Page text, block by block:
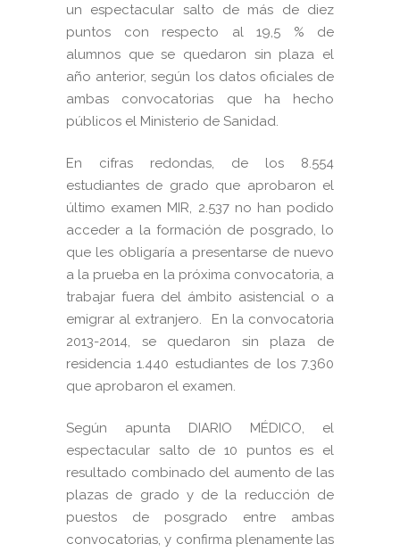
un espectacular salto de más de diez
puntos con respecto al 19,5 % de
alumnos que se quedaron sin plaza el
año anterior, según los datos oficiales de
ambas convocatorias que ha hecho
públicos el Ministerio de Sanidad.
En cifras redondas, de los 8.554
estudiantes de grado que aprobaron el
último examen MIR, 2.537 no han podido
acceder a la formación de posgrado, lo
que les obligaría a presentarse de nuevo
a la prueba en la próxima convocatoria, a
trabajar fuera del ámbito asistencial o a
emigrar al extranjero. En la convocatoria
2013-2014, se quedaron sin plaza de
residencia 1.440 estudiantes de los 7.360
que aprobaron el examen.
Según apunta DIARIO MÉDICO, el
espectacular salto de 10 puntos es el
resultado combinado del aumento de las
plazas de grado y de la reducción de
puestos de posgrado entre ambas
convocatorias, y confirma plenamente las